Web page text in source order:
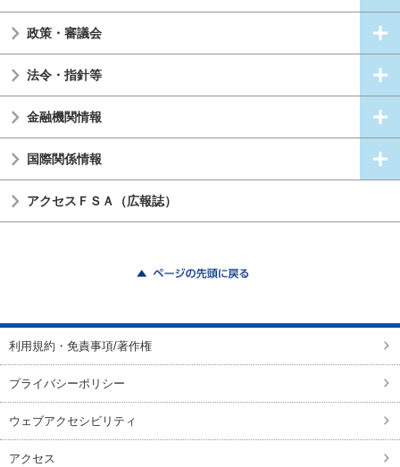
政策・審議会
法令・指針等
金融機関情報
国際関係情報
アクセスＦＳＡ（広報誌）
利用規約・免責事項/著作権
プライバシーポリシー
ウェブアクセシビリティ
アクセス